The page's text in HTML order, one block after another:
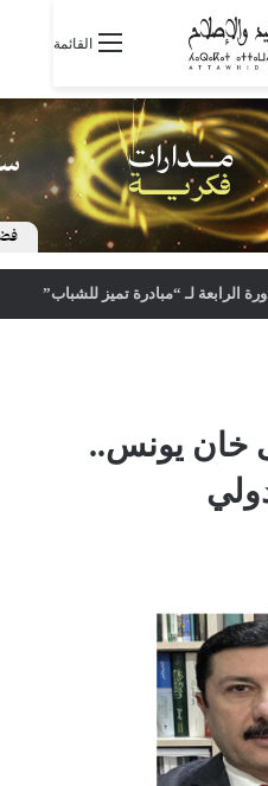
القائمة
الرابعة لـ “مبادرة تميز للشباب”
خان يونس..